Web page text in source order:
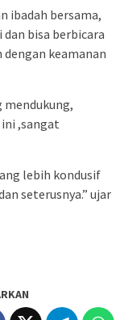
ibadah bersama,
bisa berbicara
keamanan
mendukung,
,sangat
lebih kondusif
seterusnya.” ujar